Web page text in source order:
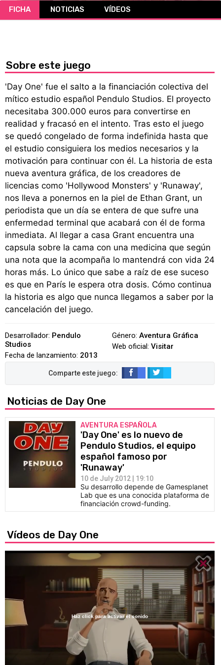
FICHA NOTICIAS VÍDEOS
Sobre este juego
'Day One' fue el salto a la financiación colectiva del
mítico estudio español Pendulo Studios. El proyecto
necesitaba 300.000 euros para convertirse en
realidad y fracasó en el intento. Tras esto el juego
se quedó congelado de forma indefinida hasta que
el estudio consiguiera los medios necesarios y la
motivación para continuar con él. La historia de esta
nueva aventura gráfica, de los creadores de
licencias como 'Hollywood Monsters' y 'Runaway',
nos lleva a ponernos en la piel de Ethan Grant, un
periodista que un día se entera de que sufre una
enfermedad terminal que acabará con él de forma
inmediata. Al llegar a casa Grant encuentra una
capsula sobre la cama con una medicina que según
una nota que la acompaña lo mantendrá con vida 24
horas más. Lo único que sabe a raíz de ese suceso
es que en París le espera otra dosis. Cómo continua
la historia es algo que nunca llegamos a saber por la
cancelación del juego.
Desarrollador: Pendulo
Studios
Fecha de lanzamiento: 2013
Género: Aventura Gráfica
Web oficial: Visitar
Noticias de Day One
AVENTURA ESPAÑOLA
'Day One' es lo nuevo de
Pendulo Studios, el equipo
español famoso por
'Runaway'
10 de July 2012 | 19:10
Su desarrollo depende de Gamesplanet
Lab que es una conocida plataforma de
financiación crowd-funding.
Vídeos de Day One
Unmute
100.00%
Haz click para activar el sonido